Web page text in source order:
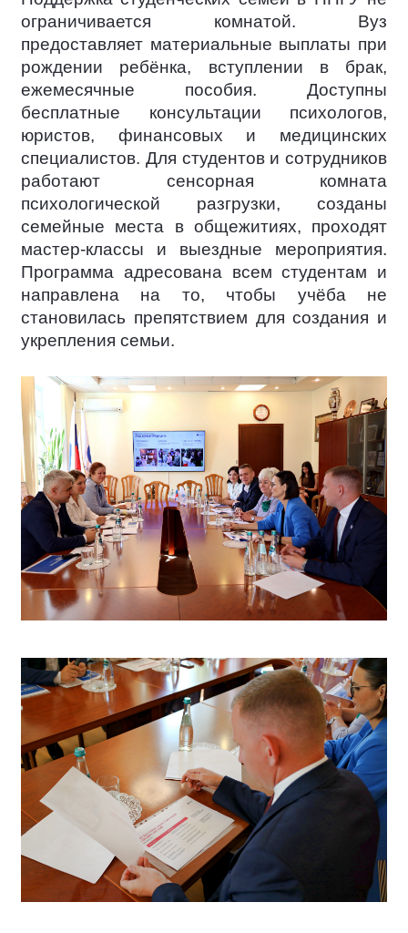
ограничивается комнатой. Вуз
предоставляет материальные выплаты при
рождении ребёнка, вступлении в брак,
ежемесячные пособия. Доступны
бесплатные консультации психологов,
юристов, финансовых и медицинских
специалистов. Для студентов и сотрудников
работают сенсорная комната
психологической разгрузки, созданы
семейные места в общежитиях, проходят
мастер-классы и выездные мероприятия.
Программа адресована всем студентам и
направлена на то, чтобы учёба не
становилась препятствием для создания и
укрепления семьи.